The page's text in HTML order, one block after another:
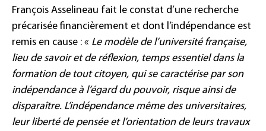
François Asselineau fait le constat d’une recherche
précarisée financièrement et dont l’indépendance est
remis en cause : « Le modèle de l’université française,
lieu de savoir et de réflexion, temps essentiel dans la
formation de tout citoyen, qui se caractérise par son
indépendance à l’égard du pouvoir, risque ainsi de
disparaître. L’indépendance même des universitaires,
leur liberté de pensée et l’orientation de leurs travaux